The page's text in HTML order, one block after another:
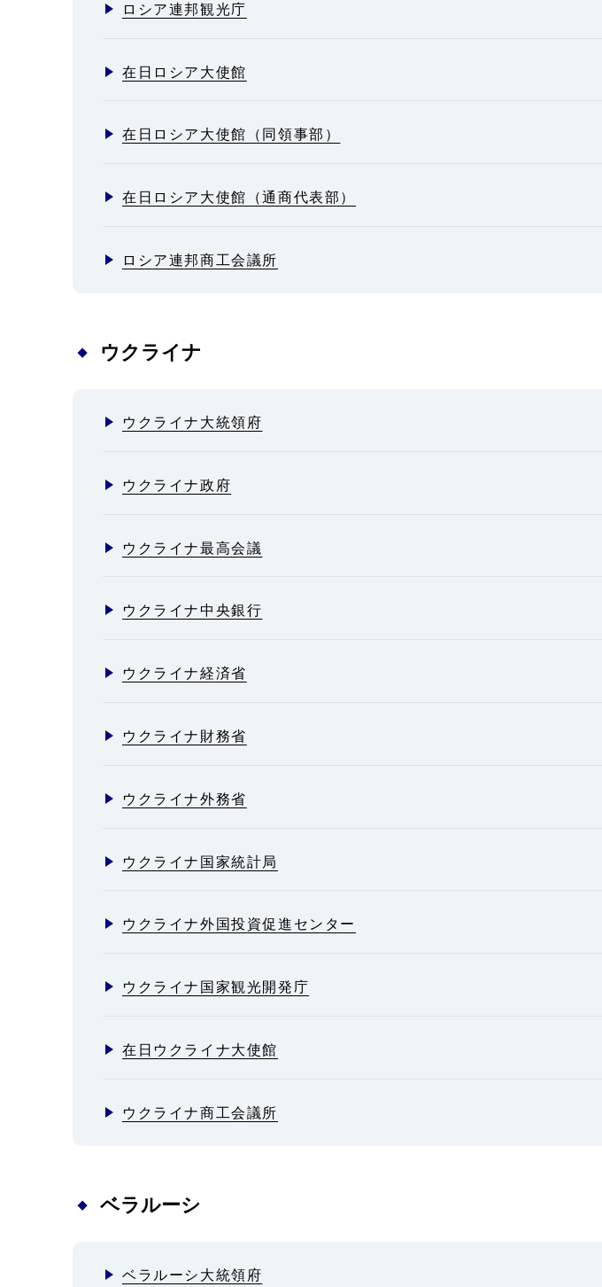
ロシア連邦観光庁
在日ロシア大使館
在日ロシア大使館（同領事部）
在日ロシア大使館（通商代表部）
ロシア連邦商工会議所
ウクライナ
ウクライナ大統領府
ウクライナ政府
ウクライナ最高会議
ウクライナ中央銀行
ウクライナ経済省
ウクライナ財務省
ウクライナ外務省
ウクライナ国家統計局
ウクライナ外国投資促進センター
ウクライナ国家観光開発庁
在日ウクライナ大使館
ウクライナ商工会議所
ベラルーシ
ベラルーシ大統領府